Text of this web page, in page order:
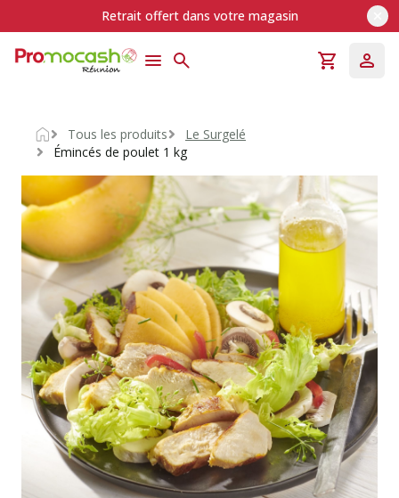
Retrait offert dans votre magasin
Accueil
Tous les produits
Le Surgelé
Émincés de poulet 1 kg